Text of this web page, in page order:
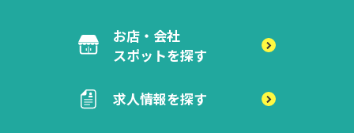
お店・会社
スポットを探す
求人情報を探す